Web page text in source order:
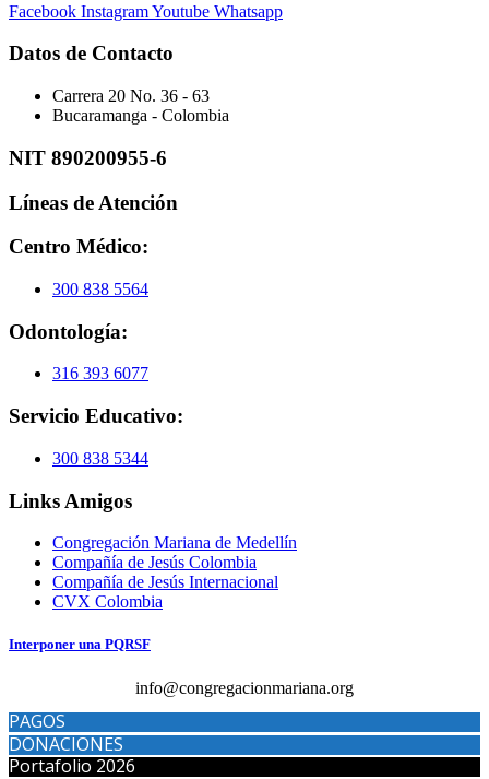
Facebook InstagramYoutube Whatsapp
Datos de Contacto
Carrera 20 No. 36 - 63
Bucaramanga - Colombia
NIT 890200955-6
Líneas de Atención
Centro Médico:
300 838 5564
Odontología:
316 393 6077
Servicio Educativo:
300 838 5344
Links Amigos
Congregación Mariana de Medellín
Compañía de Jesús Colombia
Compañía de Jesús Internacional
CVX Colombia
Interponer una PQRSF
info@congregacionmariana.org
PAGOS
DONACIONES
Portafolio 2026